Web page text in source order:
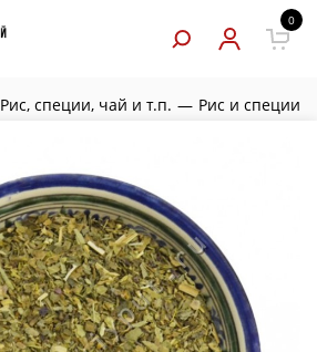
0
Рис, специи, чай и т.п. — Рис и специи